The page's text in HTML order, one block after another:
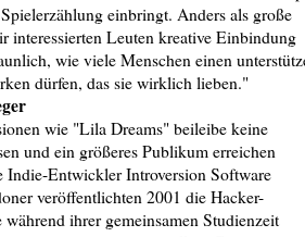
einbringt. Anders als große
interessierten Leuten kreative Einbindung
wie viele Menschen einen
dürfen, das sie wirklich lieben."
wie "Lila Dreams" beileibe keine
und ein größeres Publikum erreichen
Indie-Entwickler Introversion Software
veröffentlichten 2001 die Hacker-
ihrer gemeinsamen Studienzeit